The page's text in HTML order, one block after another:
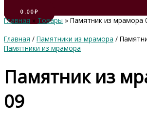
0.00₽
Главная Товары
Памятник из мрамора
Главная / Памятники из мрамора /
Памятники из мрамора
Памятник из
09